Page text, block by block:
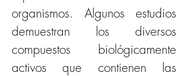
organismos. Algunos estudios
demuestran los diversos
compuestos biológicamente
activos que contienen las